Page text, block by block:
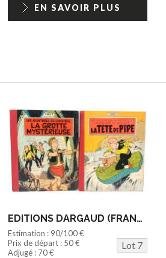
EN SAVOIR PLUS
EDITIONS DARGAUD (FRANCE) (1)
Estimation : 90/100 €
Prix de départ : 50 €
Lot 7
Adjugé : 70 €